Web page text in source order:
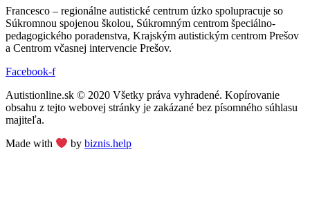
Francesco – regionálne autistické centrum úzko spolupracuje so
Súkromnou spojenou školou, Súkromným centrom špeciálno-
pedagogického poradenstva, Krajským autistickým centrom Prešov
a Centrom včasnej intervencie Prešov.
Facebook-f
Autistionline.sk © 2020 Všetky práva vyhradené. Kopírovanie
obsahu z tejto webovej stránky je zakázané bez písomného súhlasu
majiteľa.
Made with bybiznis.help